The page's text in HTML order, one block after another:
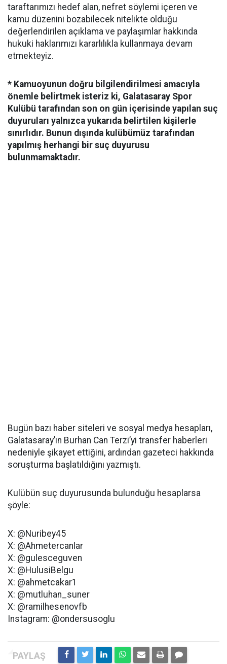
taraftarımızı hedef alan, nefret söylemi içeren ve
kamu düzenini bozabilecek nitelikte olduğu
değerlendirilen açıklama ve paylaşımlar hakkında
hukuki haklarımızı kararlılıkla kullanmaya devam
etmekteyiz.
* Kamuoyunun doğru bilgilendirilmesi amacıyla
önemle belirtmek isteriz ki, Galatasaray Spor
Kulübü tarafından son on gün içerisinde yapılan suç
duyuruları yalnızca yukarıda belirtilen kişilerle
sınırlıdır. Bunun dışında kulübümüz tarafından
yapılmış herhangi bir suç duyurusu
bulunmamaktadır.
Bugün bazı haber siteleri ve sosyal medya hesapları,
Galatasaray’ın Burhan Can Terzi’yi transfer haberleri
nedeniyle şikayet ettiğini, ardından gazeteci hakkında
soruşturma başlatıldığını yazmıştı.
Kulübün suç duyurusunda bulunduğu hesaplarsa
şöyle:
X: @Nuribey45
X: @Ahmetercanlar
X: @gulesceguven
X: @HulusiBelgu
X: @ahmetcakar1
X: @mutluhan_suner
X: @ramilhesenovfb
Instagram: @ondersusoglu